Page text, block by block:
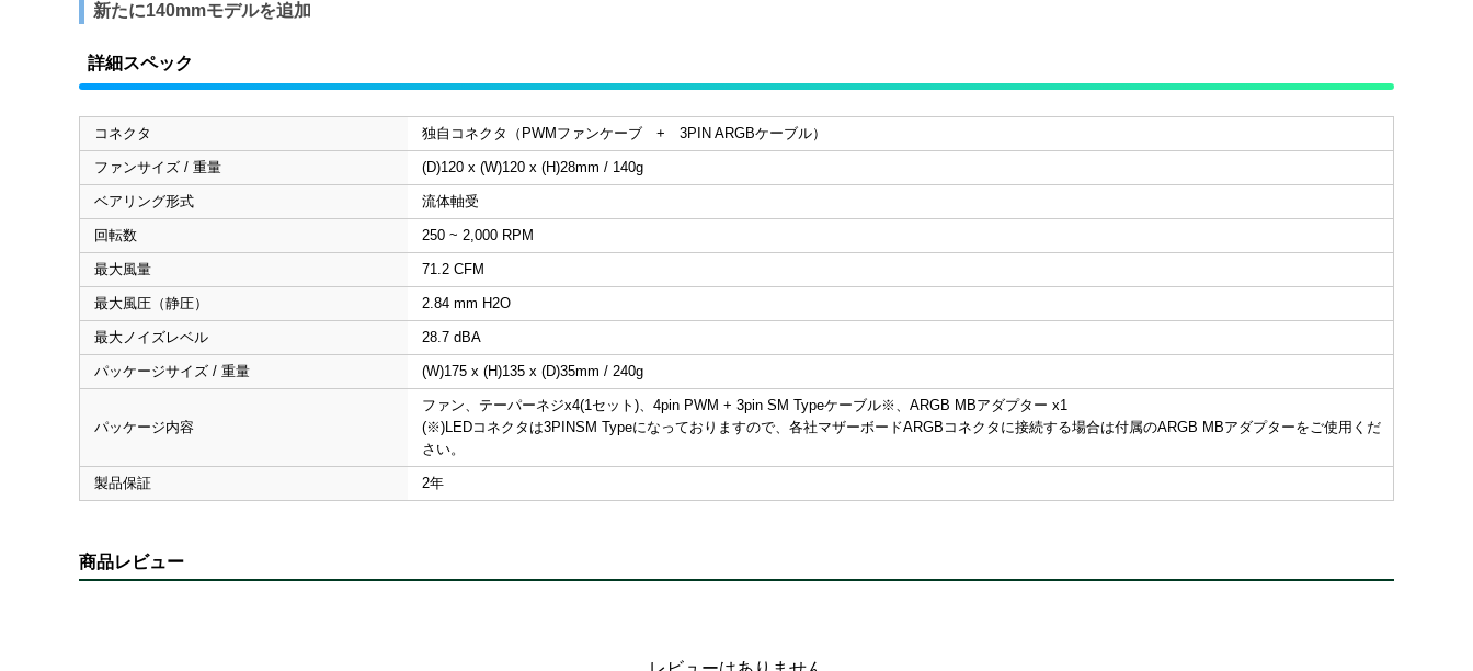
新たに140mmモデルを追加
詳細スペック
コネクタ 独自コネクタ（PWMファンケーブ + 3PIN ARGBケーブル）
ファンサイズ / 重量 (D)120 x (W)120 x (H)28mm / 140g
ベアリング形式 流体軸受
回転数 250 ~ 2,000 RPM
最大風量 71.2 CFM
最大風圧（静圧） 2.84 mm H2O
最大ノイズレベル 28.7 dBA
パッケージサイズ / 重量 (W)175 x (H)135 x (D)35mm / 240g
パッケージ内容
ファン、テーパーネジx4(1セット)、4pin PWM + 3pin SM Typeケーブル※、ARGB MBアダプター x1
(※)LEDコネクタは3PINSM Typeになっておりますので、各社マザーボードARGBコネクタに接続する場合は付属のARGB MBアダプターをご使用くだ
さい。
製品保証 2年
商品レビュー